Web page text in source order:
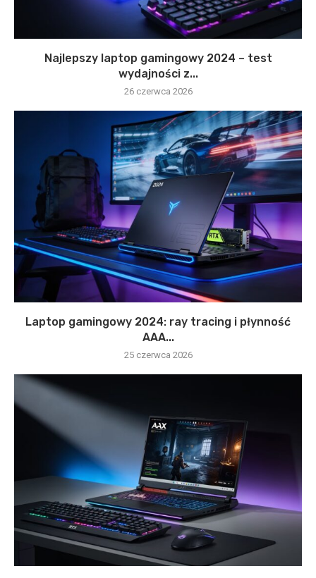
Najlepszy laptop gamingowy 2024 – test
wydajności z...
26 czerwca 2026
Laptop gamingowy 2024: ray tracing i płynność
AAA...
25 czerwca 2026